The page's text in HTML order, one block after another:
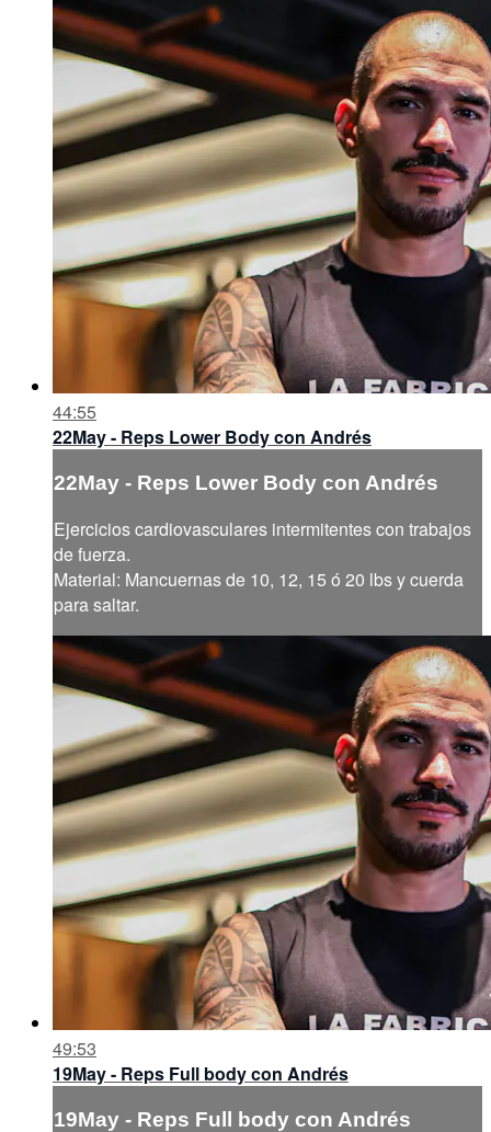
44:55
22May - Reps Lower Body con Andrés
22May - Reps Lower Body con Andrés
Ejercicios cardiovasculares intermitentes con trabajos
de fuerza.
Material: Mancuernas de 10, 12, 15 ó 20 lbs y cuerda
para saltar.
49:53
19May - Reps Full body con Andrés
19May - Reps Full body con Andrés